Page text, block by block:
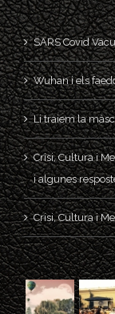
SARS Covid
Wuhan i els
Li traiem la
Crisi, Cultura i
i algunes
Crisi, Cultura i